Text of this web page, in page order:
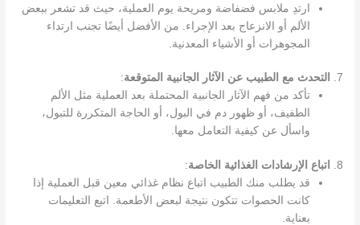
ارتدِ ملابس فضفاضة ومريحة يوم العملية، حيث قد تشعر ببعض
الألم أو الانزعاج بعد الإجراء. من الأفضل أيضًا تجنب ارتداء
المجوهرات أو الأشياء المعدنية.
7. التحدث مع الطبيب عن الآثار الجانبية المتوقعة:
تأكد من فهم الآثار الجانبية المحتملة بعد العملية مثل الألم
الطفيف، أو ظهور دم في البول، أو الحاجة المتكررة للتبول،
واسأل عن كيفية التعامل معها.
8. اتباع الإرشادات الغذائية الخاصة:
قد يطلب منك الطبيب اتباع نظام غذائي معين قبل العملية إذا
كانت الحصوات تتكون نتيجة لبعض الأطعمة. اتبع التعليمات
بعناية.